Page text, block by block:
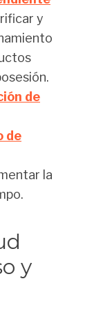
y
de
de
la
y